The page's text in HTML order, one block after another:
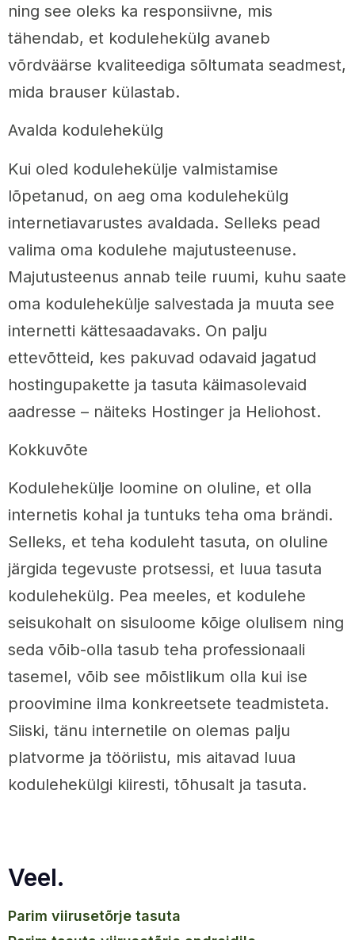
ning see oleks ka responsiivne, mis
tähendab, et kodulehekülg avaneb
võrdväärse kvaliteediga sõltumata seadmest,
mida brauser külastab.
Avalda kodulehekülg
Kui oled kodulehekülje valmistamise
lõpetanud, on aeg oma kodulehekülg
internetiavarustes avaldada. Selleks pead
valima oma kodulehe majutusteenuse.
Majutusteenus annab teile ruumi, kuhu saate
oma kodulehekülje salvestada ja muuta see
internetti kättesaadavaks. On palju
ettevõtteid, kes pakuvad odavaid jagatud
hostingupakette ja tasuta käimasolevaid
aadresse – näiteks Hostinger ja Heliohost.
Kokkuvõte
Kodulehekülje loomine on oluline, et olla
internetis kohal ja tuntuks teha oma brändi.
Selleks, et teha koduleht tasuta, on oluline
järgida tegevuste protsessi, et luua tasuta
kodulehekülg. Pea meeles, et kodulehe
seisukohalt on sisuloome kõige olulisem ning
seda võib-olla tasub teha professionaali
tasemel, võib see mõistlikum olla kui ise
proovimine ilma konkreetsete teadmisteta.
Siiski, tänu internetile on olemas palju
platvorme ja tööriistu, mis aitavad luua
kodulehekülgi kiiresti, tõhusalt ja tasuta.
Veel.
parim viirusetõrje tasuta